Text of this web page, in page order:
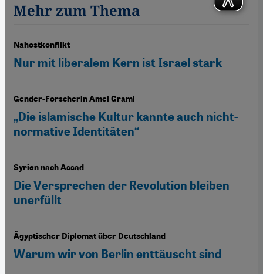
Mehr zum Thema
Nahostkonflikt
Nur mit liberalem Kern ist Israel stark
Gender-Forscherin Amel Grami
„Die islamische Kultur kannte auch nicht-
normative Identitäten“
Syrien nach Assad
Die Versprechen der Revolution bleiben
unerfüllt
Ägyptischer Diplomat über Deutschland
Warum wir von Berlin enttäuscht sind